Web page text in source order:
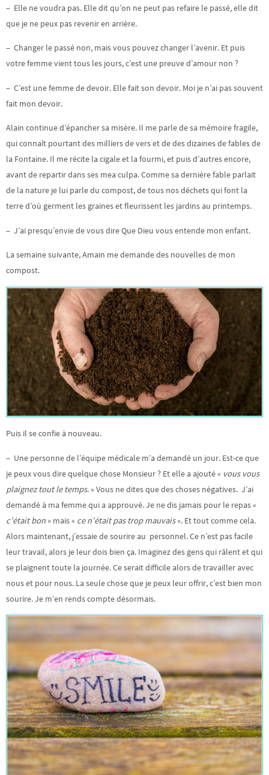
– Elle ne voudra pas. Elle dit qu’on ne peut pas refaire le passé, elle dit
que je ne peux pas revenir en arrière.
– Changer le passé non, mais vous pouvez changer l’avenir. Et puis
votre femme vient tous les jours, c’est une preuve d’amour non ?
– C’est une femme de devoir. Elle fait son devoir. Moi je n’ai pas souvent
fait mon devoir.
Alain continue d’épancher sa misère. Il me parle de sa mémoire fragile,
qui connaît pourtant des milliers de vers et de des dizaines de fables de
la Fontaine. Il me récite la cigale et la fourmi, et puis d’autres encore,
avant de repartir dans ses mea culpa. Comme sa dernière fable parlait
de la nature je lui parle du compost, de tous nos déchets qui font la
terre d’où germent les graines et fleurissent les jardins au printemps.
– J’ai presqu’envie de vous dire Que Dieu vous entende mon enfant.
La semaine suivante, Amain me demande des nouvelles de mon
compost.
Puis il se confie à nouveau.
– Une personne de l’équipe médicale m’a demandé un jour. Est-ce que
je peux vous dire quelque chose Monsieur ? Et elle a ajouté « vous vous
plaignez tout le temps. » Vous ne dites que des choses négatives. J’ai
demandé à ma femme qui a approuvé. Je ne dis jamais pour le repas «
c’était bon » mais « ce n’était pas trop mauvais». Et tout comme cela.
Alors maintenant, j’essaie de sourire au personnel. Ce n’est pas facile
leur travail, alors je leur dois bien ça. Imaginez des gens qui râlent et qui
se plaignent toute la journée. Ce serait difficile alors de travailler avec
nous et pour nous. La seule chose que je peux leur offrir, c’est bien mon
sourire. Je m’en rends compte désormais.